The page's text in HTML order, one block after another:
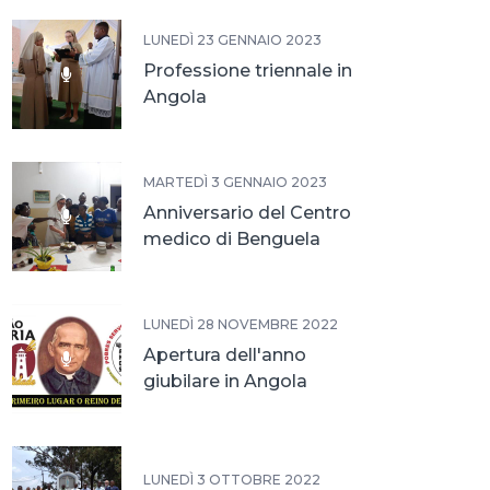
LUNEDÌ 23 GENNAIO 2023
Professione triennale in
Angola
MARTEDÌ 3 GENNAIO 2023
Anniversario del Centro
medico di Benguela
LUNEDÌ 28 NOVEMBRE 2022
Apertura dell'anno
giubilare in Angola
LUNEDÌ 3 OTTOBRE 2022